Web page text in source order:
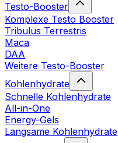
Testo-Booster
Komplexe Testo Booster
Tribulus Terrestris
Maca
DAA
Weitere Testo-Booster
Kohlenhydrate
Schnelle Kohlenhydrate
All-in-One
Energy-Gels
Langsame Kohlenhydrate